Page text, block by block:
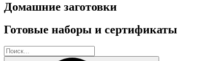
Домашние заготовки
Готовые наборы и сертификаты